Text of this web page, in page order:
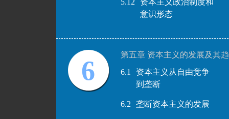
5.12
资本主义政治制度和
意识形态
6
第五章 资本主义的发展及其
6.1
资本主义从自由竞争
到垄断
6.2 垄断资本主义的发展